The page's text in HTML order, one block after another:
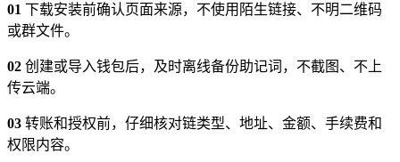
01 下载安装前确认页面来源，不使用陌生链接、不明二维码
或群文件。
02 创建或导入钱包后，及时离线备份助记词，不截图、不上
传云端。
03 转账和授权前，仔细核对链类型、地址、金额、手续费和
权限内容。